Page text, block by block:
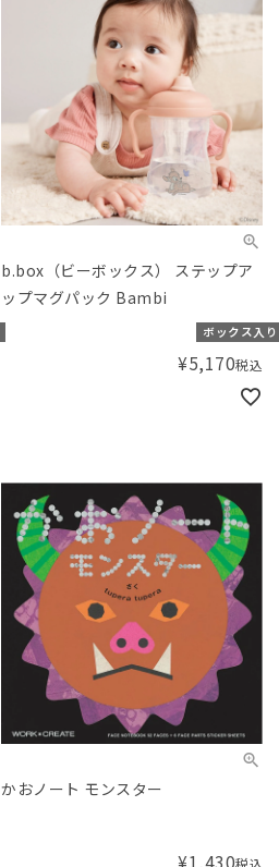
b.box（ビーボックス） ステップア
ップマグパック Bambi
ボックス入り
¥5,170税込
かおノート モンスター
¥1,430税込